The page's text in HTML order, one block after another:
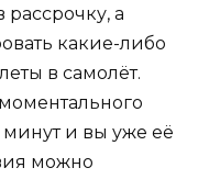
а
какие-либо
в самолёт.
минут и вы уже её
можно